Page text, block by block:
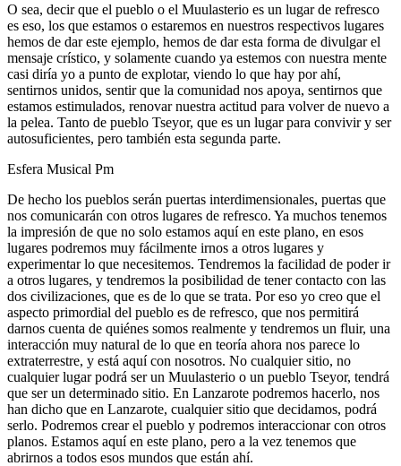
O sea, decir que el pueblo o el Muulasterio es un lugar de refresco
es eso, los que estamos o estaremos en nuestros respectivos lugares
hemos de dar este ejemplo, hemos de dar esta forma de divulgar el
mensaje crístico, y solamente cuando ya estemos con nuestra mente
casi diría yo a punto de explotar, viendo lo que hay por ahí,
sentirnos unidos, sentir que la comunidad nos apoya, sentirnos que
estamos estimulados, renovar nuestra actitud para volver de nuevo a
la pelea. Tanto de pueblo Tseyor, que es un lugar para convivir y ser
autosuficientes, pero también esta segunda parte.
Esfera Musical Pm
De hecho los pueblos serán puertas interdimensionales, puertas que
nos comunicarán con otros lugares de refresco. Ya muchos tenemos
la impresión de que no solo estamos aquí en este plano, en esos
lugares podremos muy fácilmente irnos a otros lugares y
experimentar lo que necesitemos. Tendremos la facilidad de poder ir
a otros lugares, y tendremos la posibilidad de tener contacto con las
dos civilizaciones, que es de lo que se trata. Por eso yo creo que el
aspecto primordial del pueblo es de refresco, que nos permitirá
darnos cuenta de quiénes somos realmente y tendremos un fluir, una
interacción muy natural de lo que en teoría ahora nos parece lo
extraterrestre, y está aquí con nosotros. No cualquier sitio, no
cualquier lugar podrá ser un Muulasterio o un pueblo Tseyor, tendrá
que ser un determinado sitio. En Lanzarote podremos hacerlo, nos
han dicho que en Lanzarote, cualquier sitio que decidamos, podrá
serlo. Podremos crear el pueblo y podremos interaccionar con otros
planos. Estamos aquí en este plano, pero a la vez tenemos que
abrirnos a todos esos mundos que están ahí.